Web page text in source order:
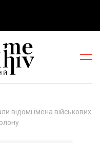
відомі імена військових